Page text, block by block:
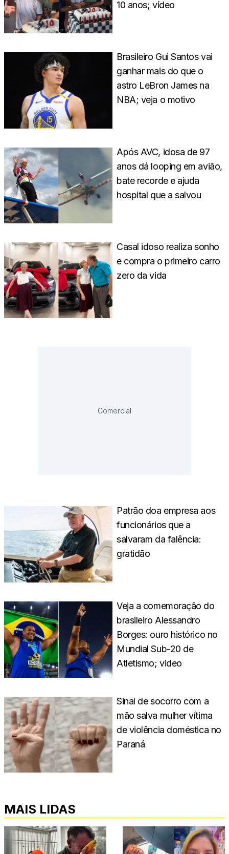
10 anos; vídeo
Brasileiro Gui Santos vai
ganhar mais do que o
astro LeBron James na
NBA; veja o motivo
Após AVC, idosa de 97
anos dá looping em avião,
bate recorde e ajuda
hospital que a salvou
Casal idoso realiza sonho
e compra o primeiro carro
zero da vida
Comercial
Patrão doa empresa aos
funcionários que a
salvaram da falência:
gratidão
Veja a comemoração do
brasileiro Alessandro
Borges: ouro histórico no
Mundial Sub-20 de
Atletismo; video
Sinal de socorro com a
mão salva mulher vítima
de violência doméstica no
Paraná
MAIS LIDAS